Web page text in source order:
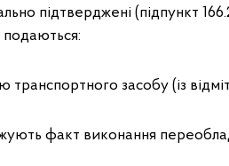
підтверджені (підпункт
транспортного засобу (із
факт виконання